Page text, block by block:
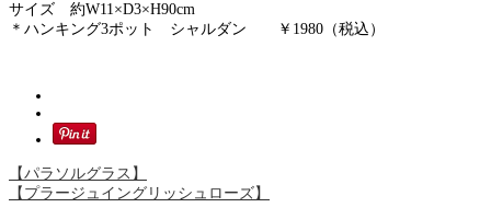
サイズ 約W11×D3×H90cm
＊ハンキング3ポット シャルダン ￥1980（税込）
【パラソルグラス】
【プラージュイングリッシュローズ】